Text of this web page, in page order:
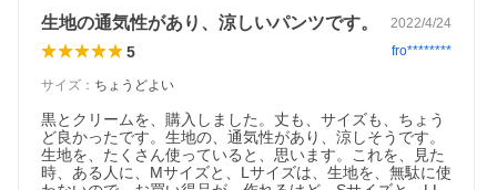
生地の通気性があり、涼しいパンツです。 2022/4/24
5 fro********
サイズ ： ちょうどよい
黒とクリームを、購入しました。丈も、サイズも、ちょう
ど良かったです。生地の、通気性があり、涼しそうです。
生地を、たくさん使っていると、思います。これを、見た
時、ある人に、Mサイズと、Lサイズは、生地を、無駄に使